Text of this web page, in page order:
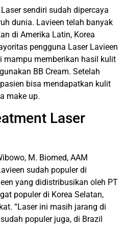
sendiri sudah dipercaya
dunia. Lavieen telah banyak
di Amerika Latin, Korea
pengguna Laser Lavieen
mampu memberikan hasil kulit
BB Cream. Setelah
bisa mendapatkan kulit
make up.
Laser
M. Biomed, AAM
sudah populer di
yang didistribusikan oleh PT
populer di Korea Selatan,
“Laser ini masih jarang di
populer juga, di Brazil